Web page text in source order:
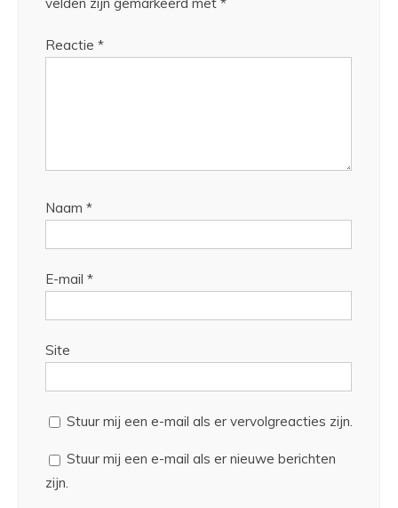
velden zijn gemarkeerd met *
Reactie *
Naam *
E-mail *
Site
Stuur mij een e-mail als er vervolgreacties zijn.
Stuur mij een e-mail als er nieuwe berichten
zijn.